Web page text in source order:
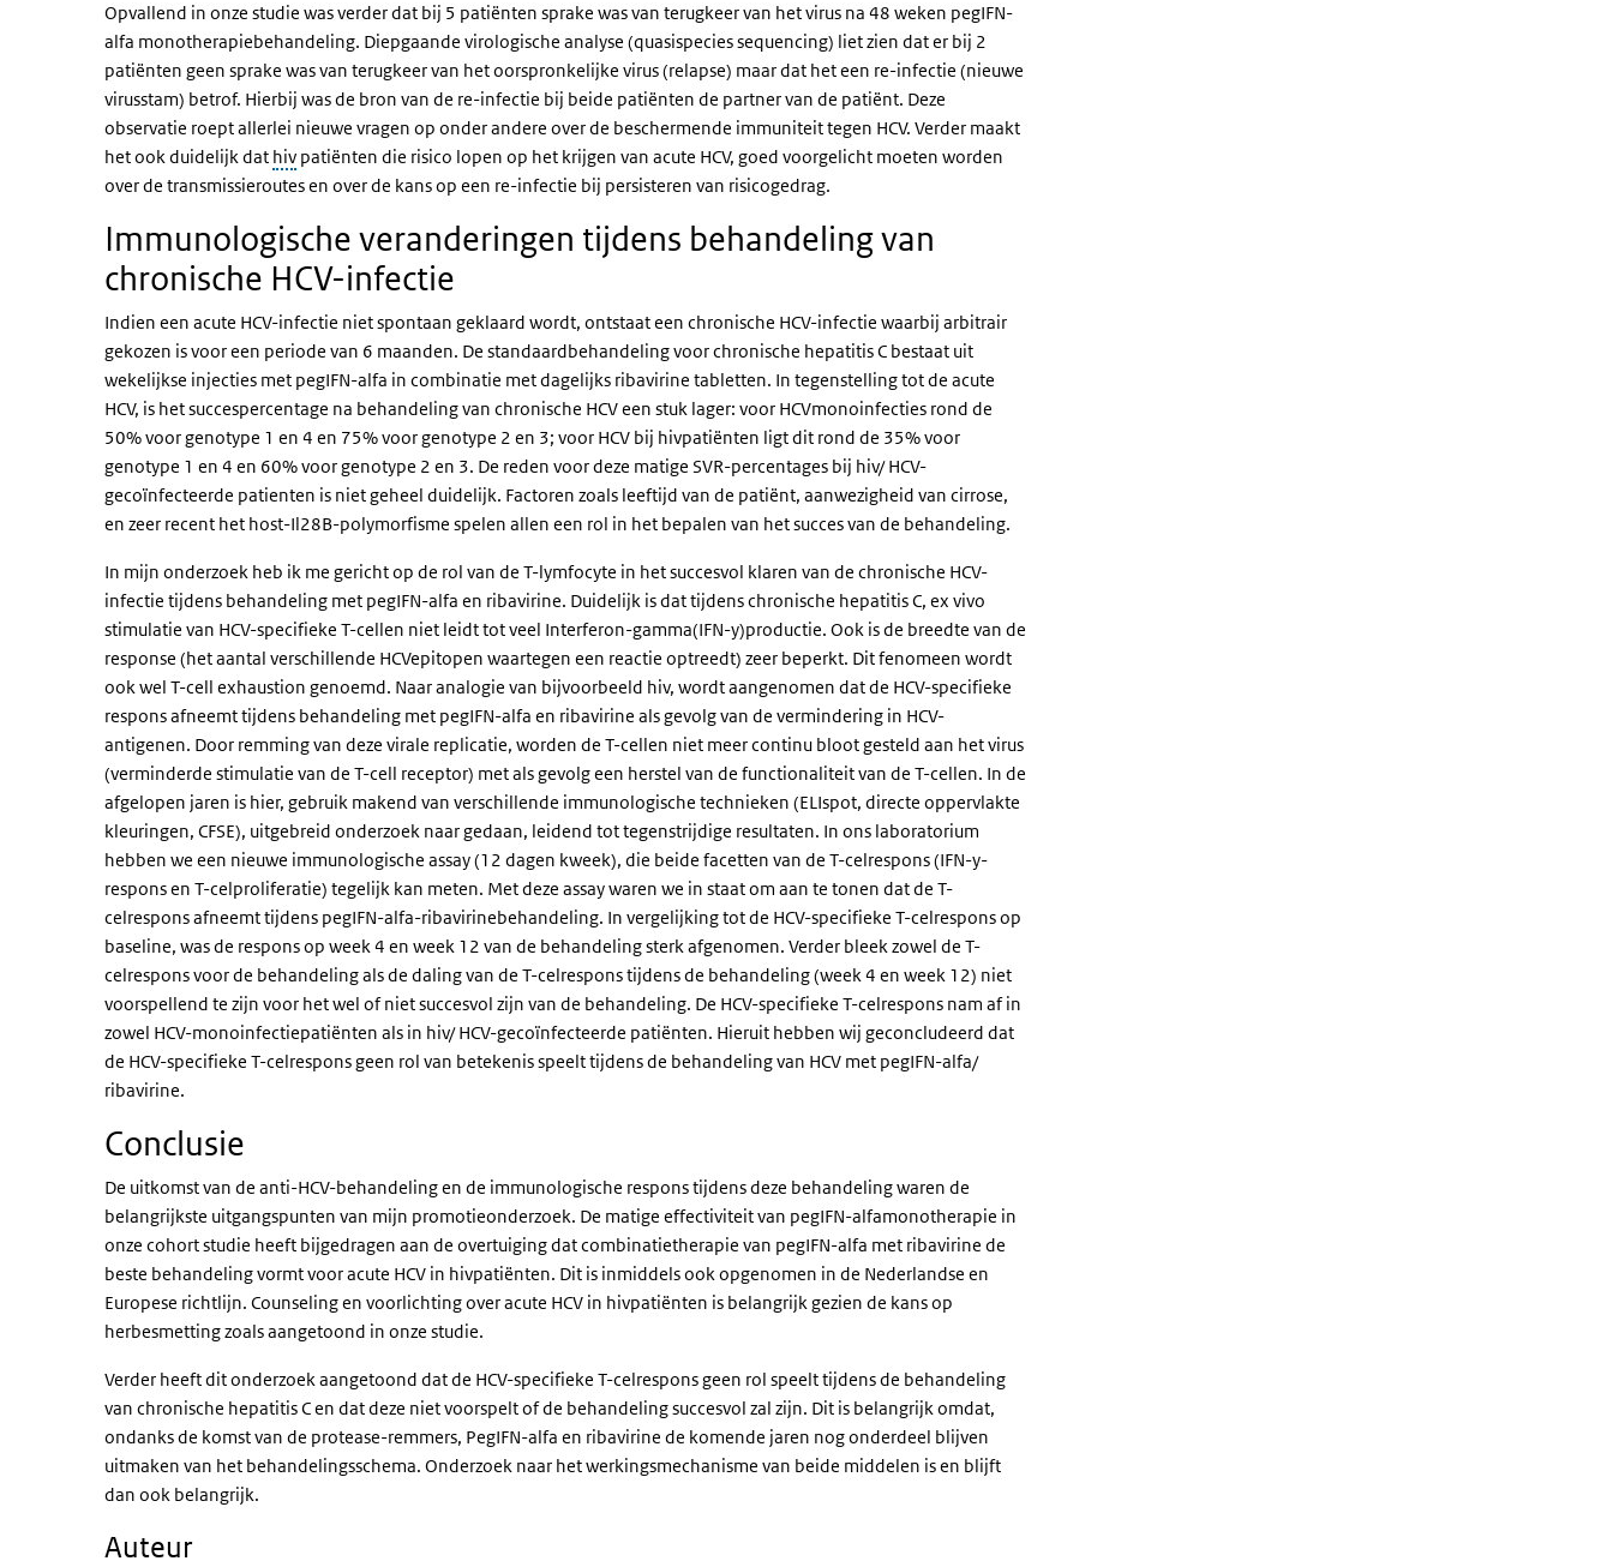
Opvallend in onze studie was verder dat bij 5 patiënten sprake was van terugkeer van het virus na 48 weken pegIFN-
alfa monotherapiebehandeling. Diepgaande virologische analyse (quasispecies sequencing) liet zien dat er bij 2
patiënten geen sprake was van terugkeer van het oorspronkelijke virus (relapse) maar dat het een re-infectie (nieuwe
virusstam) betrof. Hierbij was de bron van de re-infectie bij beide patiënten de partner van de patiënt. Deze
observatie roept allerlei nieuwe vragen op onder andere over de beschermende immuniteit tegen HCV. Verder maakt
het ook duidelijk dat hiv patiënten die risico lopen op het krijgen van acute HCV, goed voorgelicht moeten worden
over de transmissieroutes en over de kans op een re-infectie bij persisteren van risicogedrag.
Immunologische veranderingen tijdens behandeling van
chronische HCV-infectie
Indien een acute HCV-infectie niet spontaan geklaard wordt, ontstaat een chronische HCV-infectie waarbij arbitrair
gekozen is voor een periode van 6 maanden. De standaardbehandeling voor chronische hepatitis C bestaat uit
wekelijkse injecties met pegIFN-alfa in combinatie met dagelijks ribavirine tabletten. In tegenstelling tot de acute
HCV, is het succespercentage na behandeling van chronische HCV een stuk lager: voor HCVmonoinfecties rond de
50% voor genotype 1 en 4 en 75% voor genotype 2 en 3; voor HCV bij hivpatiënten ligt dit rond de 35% voor
genotype 1 en 4 en 60% voor genotype 2 en 3. De reden voor deze matige SVR-percentages bij hiv/ HCV-
gecoïnfecteerde patienten is niet geheel duidelijk. Factoren zoals leeftijd van de patiënt, aanwezigheid van cirrose,
en zeer recent het host-Il28B-polymorfisme spelen allen een rol in het bepalen van het succes van de behandeling.
In mijn onderzoek heb ik me gericht op de rol van de T-lymfocyte in het succesvol klaren van de chronische HCV-
infectie tijdens behandeling met pegIFN-alfa en ribavirine. Duidelijk is dat tijdens chronische hepatitis C, ex vivo
stimulatie van HCV-specifieke T-cellen niet leidt tot veel Interferon-gamma(IFN-y)productie. Ook is de breedte van de
response (het aantal verschillende HCVepitopen waartegen een reactie optreedt) zeer beperkt. Dit fenomeen wordt
ook wel T-cell exhaustion genoemd. Naar analogie van bijvoorbeeld hiv, wordt aangenomen dat de HCV-specifieke
respons afneemt tijdens behandeling met pegIFN-alfa en ribavirine als gevolg van de vermindering in HCV-
antigenen. Door remming van deze virale replicatie, worden de T-cellen niet meer continu bloot gesteld aan het virus
(verminderde stimulatie van de T-cell receptor) met als gevolg een herstel van de functionaliteit van de T-cellen. In de
afgelopen jaren is hier, gebruik makend van verschillende immunologische technieken (ELIspot, directe oppervlakte
kleuringen, CFSE), uitgebreid onderzoek naar gedaan, leidend tot tegenstrijdige resultaten. In ons laboratorium
hebben we een nieuwe immunologische assay (12 dagen kweek), die beide facetten van de T-celrespons (IFN-y-
respons en T-celproliferatie) tegelijk kan meten. Met deze assay waren we in staat om aan te tonen dat de T-
celrespons afneemt tijdens pegIFN-alfa-ribavirinebehandeling. In vergelijking tot de HCV-specifieke T-celrespons op
baseline, was de respons op week 4 en week 12 van de behandeling sterk afgenomen. Verder bleek zowel de T-
celrespons voor de behandeling als de daling van de T-celrespons tijdens de behandeling (week 4 en week 12) niet
voorspellend te zijn voor het wel of niet succesvol zijn van de behandeling. De HCV-specifieke T-celrespons nam af in
zowel HCV-monoinfectiepatiënten als in hiv/ HCV-gecoïnfecteerde patiënten. Hieruit hebben wij geconcludeerd dat
de HCV-specifieke T-celrespons geen rol van betekenis speelt tijdens de behandeling van HCV met pegIFN-alfa/
ribavirine.
Conclusie
De uitkomst van de anti-HCV-behandeling en de immunologische respons tijdens deze behandeling waren de
belangrijkste uitgangspunten van mijn promotieonderzoek. De matige effectiviteit van pegIFN-alfamonotherapie in
onze cohort studie heeft bijgedragen aan de overtuiging dat combinatietherapie van pegIFN-alfa met ribavirine de
beste behandeling vormt voor acute HCV in hivpatiënten. Dit is inmiddels ook opgenomen in de Nederlandse en
Europese richtlijn. Counseling en voorlichting over acute HCV in hivpatiënten is belangrijk gezien de kans op
herbesmetting zoals aangetoond in onze studie.
Verder heeft dit onderzoek aangetoond dat de HCV-specifieke T-celrespons geen rol speelt tijdens de behandeling
van chronische hepatitis C en dat deze niet voorspelt of de behandeling succesvol zal zijn. Dit is belangrijk omdat,
ondanks de komst van de protease-remmers, PegIFN-alfa en ribavirine de komende jaren nog onderdeel blijven
uitmaken van het behandelingsschema. Onderzoek naar het werkingsmechanisme van beide middelen is en blijft
dan ook belangrijk.
Auteur